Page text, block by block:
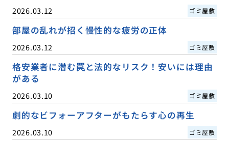
2026.03.12 ゴミ屋敷
部屋の乱れが招く慢性的な疲労の正体
2026.03.12 ゴミ屋敷
格安業者に潜む罠と法的なリスク！安いには理由
がある
2026.03.10 ゴミ屋敷
劇的なビフォーアフターがもたらす心の再生
2026.03.10 ゴミ屋敷